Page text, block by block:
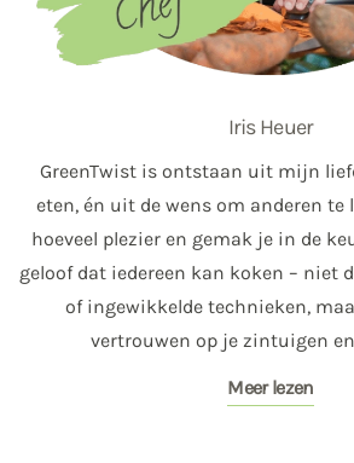
Iris Heuer
GreenTwist is ontstaan uit mijn
eten, én uit de wens om anderen te
hoeveel plezier en gemak je in de
geloof dat iedereen kan koken – niet
of ingewikkelde technieken,
vertrouwen op je zintuigen
Meer lezen